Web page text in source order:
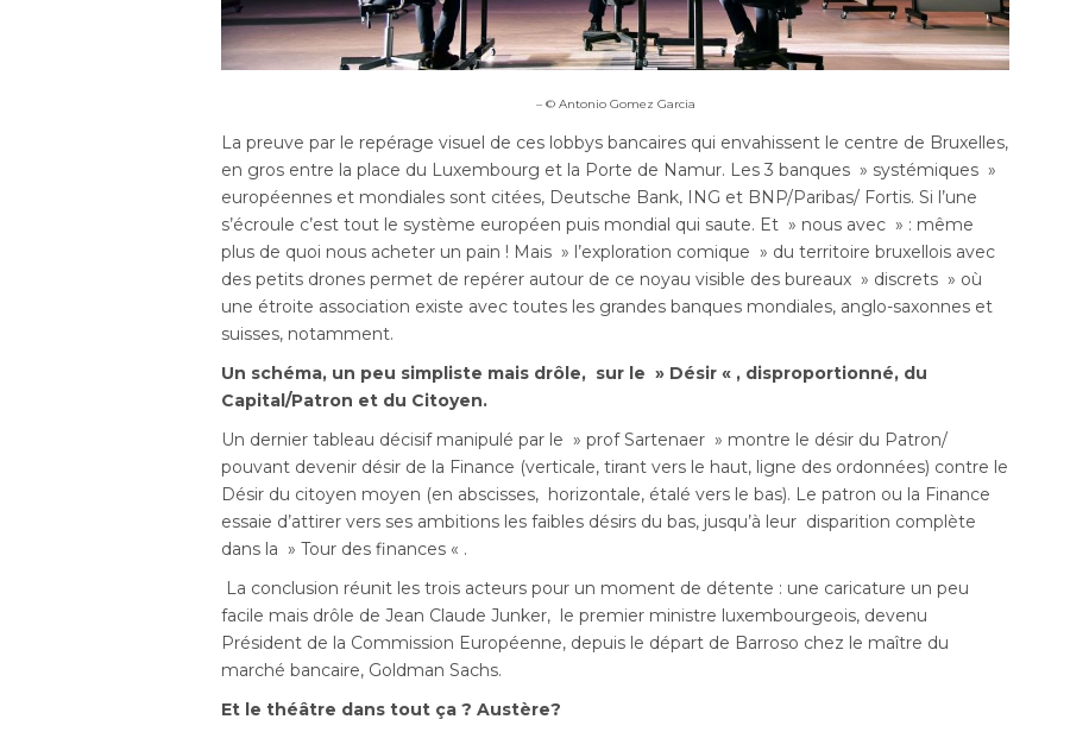
– © Antonio Gomez Garcia
La preuve par le repérage visuel de ces lobbys bancaires qui envahissent le centre de Bruxelles,
en gros entre la place du Luxembourg et la Porte de Namur. Les 3 banques » systémiques »
européennes et mondiales sont citées, Deutsche Bank, ING et BNP/Paribas/ Fortis. Si l’une
s’écroule c’est tout le système européen puis mondial qui saute. Et » nous avec » : même
plus de quoi nous acheter un pain ! Mais » l’exploration comique » du territoire bruxellois avec
des petits drones permet de repérer autour de ce noyau visible des bureaux » discrets » où
une étroite association existe avec toutes les grandes banques mondiales, anglo-saxonnes et
suisses, notamment.
Un schéma, un peu simpliste mais drôle, sur le » Désir « , disproportionné, du
Capital/Patron et du Citoyen.
Un dernier tableau décisif manipulé par le » prof Sartenaer » montre le désir du Patron/
pouvant devenir désir de la Finance (verticale, tirant vers le haut, ligne des ordonnées) contre le
Désir du citoyen moyen (en abscisses, horizontale, étalé vers le bas). Le patron ou la Finance
essaie d’attirer vers ses ambitions les faibles désirs du bas, jusqu’à leur disparition complète
dans la » Tour des finances « .
La conclusion réunit les trois acteurs pour un moment de détente : une caricature un peu
facile mais drôle de Jean Claude Junker, le premier ministre luxembourgeois, devenu
Président de la Commission Européenne, depuis le départ de Barroso chez le maître du
marché bancaire, Goldman Sachs.
Et le théâtre dans tout ça ? Austère?